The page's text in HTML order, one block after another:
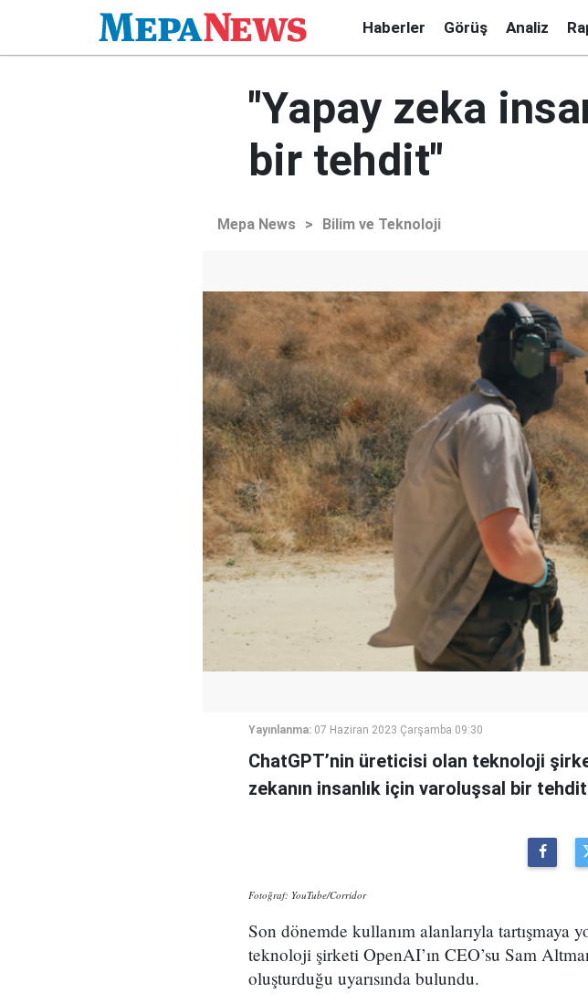
Haberler Görüş Analiz
"Yapay zeka
bir tehdit"
Mepa News > Bilim ve Teknoloji
Yayınlanma: 07 Haziran 2023 Çarşamba 09:30
ChatGPT’nin üreticisi olan teknoloji
zekanın insanlık için varoluşsal bir
Fotoğraf: YouTube/Corridor
Son dönemde kullanım alanlarıyla
teknoloji şirketi OpenAI’ın CEO’su Sam
oluşturduğu uyarısında bulundu.